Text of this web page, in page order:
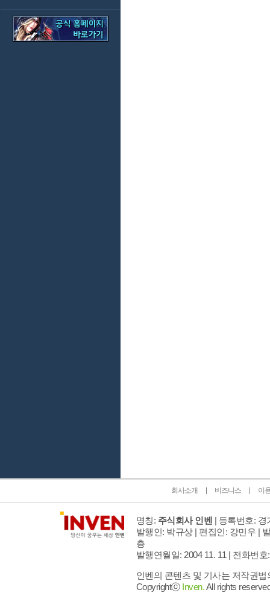
회사소개 비즈니스 이
명칭: 주식회사 인벤 | 등록번호: 경
발행인: 박규상 | 편집인: 강민우 |
층
발행연월일: 2004 11. 11 | 전화번호
인벤의 콘텐츠 및 기사는 저작권
Copyrightⓒ Inven.All rights